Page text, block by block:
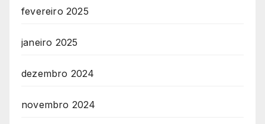
fevereiro 2025
janeiro 2025
dezembro 2024
novembro 2024